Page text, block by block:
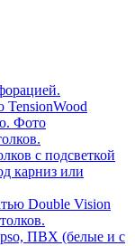
TensionWood
Фото
с подсветкой
карниз или
Double Vision
ПВХ (белые и с